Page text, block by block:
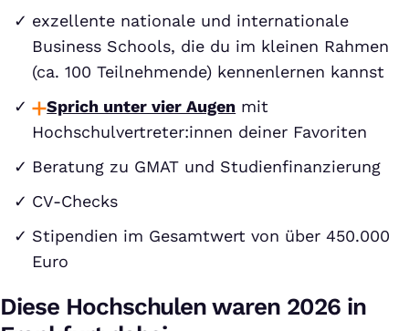
exzellente nationale und internationale
Business Schools, die du im kleinen Rahmen
(ca. 100 Teilnehmende) kennenlernen kannst
Sprich unter vier Augen mit
Hochschulvertreter:innen deiner Favoriten
Beratung zu GMAT und Studienfinanzierung
CV-Checks
Stipendien im Gesamtwert von über 450.000
Euro
Diese Hochschulen waren 2026 in